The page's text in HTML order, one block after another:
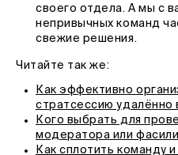
своего отдела. А мы с
непривычных команд
свежие решения.
Читайте так же:
Как эффективно
стратсессию удалённо
Кого выбрать для
модератора или
Как сплотить команду